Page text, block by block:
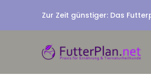
Zur Zeit günstiger: Das